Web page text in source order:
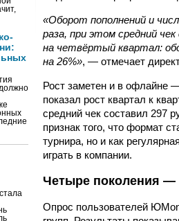
«Оборот пополнений и
раза, при этом средний
на четвёртый квартал:
на 26%», — отмечает
Рост заметен и в офлайне
показал рост квартал к
средний чек составил 297
признак того, что формат
турнира, но и как
играть в компании.
Четыре поколения —
Опрос пользователей